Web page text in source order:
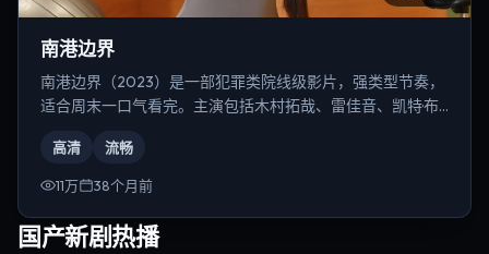
南港边界
南港边界（2023）是一部犯罪类院线级影片，强类型节奏，
适合周末一口气看完。主演包括木村拓哉、雷佳音、凯特·布
高清 流畅
11万 38个月前
国产新剧热播